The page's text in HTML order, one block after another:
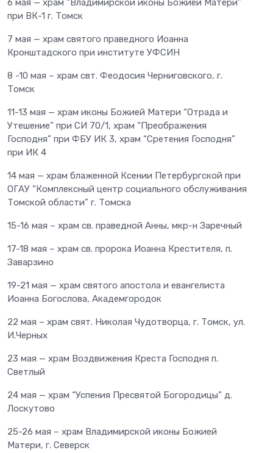
6 мая — храм “Владимирской иконы Божией Матери”
при ВК-1 г. Томск
7 мая — храм святого праведного Иоанна
Кронштадского при институте УФСИН
8 -10 мая – храм свт. Феодосия Черниговского, г.
Томск
11-13 мая — храм иконы Божией Матери “Отрада и
Утешение” при СИ 70/1, храм “Преображения
Господня” при ФБУ ИК 3, храм “Сретения Господня”
при ИК 4
14 мая — храм блаженной Ксении Петербургской при
ОГАУ “Комплексный центр социального обслуживания
Томской области” г. Томска
15-16 мая – храм св. праведной Анны, мкр-н Заречный
17-18 мая – храм св. пророка Иоанна Крестителя, п.
Заварзино
19-21 мая — храм святого апостола и евангелиста
Иоанна Богослова, Академгородок
22 мая – храм свят. Николая Чудотворца, г. Томск, ул.
И.Черных
23 мая — храм Воздвижения Креста Господня п.
Светлый
24 мая — храм “Успения Пресвятой Богородицы” д.
Лоскутово
25-26 мая – храм Владимирской иконы Божией
Матери, г. Северск